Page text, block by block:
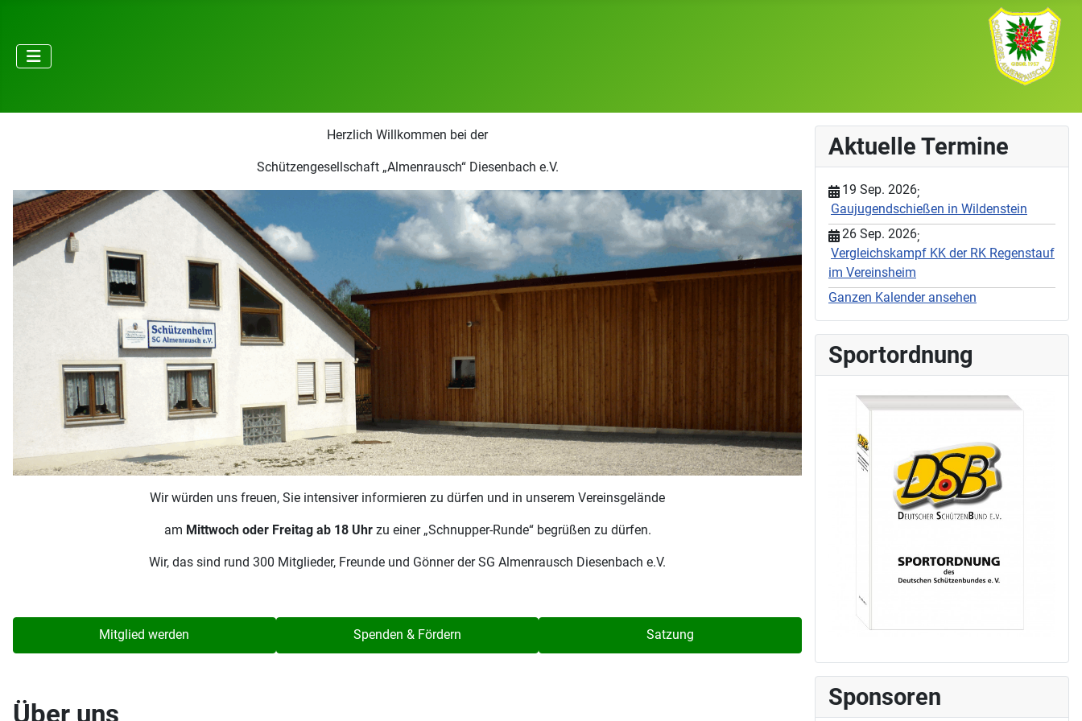
Herzlich Willkommen bei der
Schützengesellschaft „Almenrausch“ Diesenbach e.V.
Wir würden uns freuen, Sie intensiver informieren zu dürfen und in unserem Vereinsgelände
am Mittwoch oder Freitag ab 18 Uhrzu einer „Schnupper-Runde“ begrüßen zu dürfen.
Wir, das sind rund 300 Mitglieder, Freunde und Gönner der SG Almenrausch Diesenbach e.V.
Mitglied werden Spenden & Fördern Satzung
Über uns
Aktuelle Termine
19 Sep. 2026;
Gaujugendschießen in Wildenstein
26 Sep. 2026;
Vergleichskampf KK der RK Regenstauf
im Vereinsheim
Ganzen Kalender ansehen
Sportordnung
Sponsoren